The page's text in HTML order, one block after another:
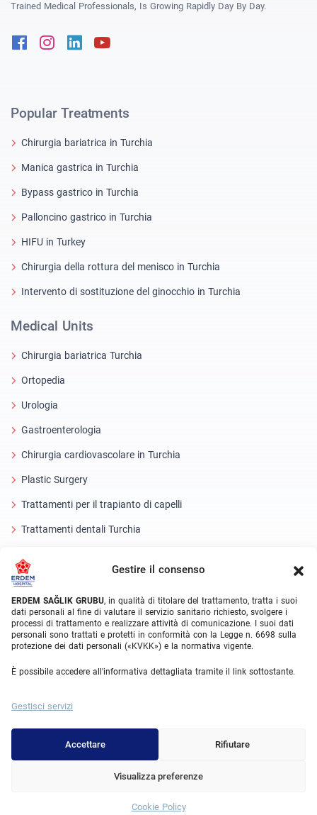
Gestire il consenso
ERDEM SAĞLIK GRUBU, in qualità di titolare del trattamento, tratta i suoi
dati personali al fine di valutare il servizio sanitario richiesto, svolgere i
processi di trattamento e realizzare attività di comunicazione. I suoi dati
personali sono trattati e protetti in conformità con la Legge n. 6698 sulla
protezione dei dati personali («KVKK») e la normativa vigente.
È possibile accedere all'informativa dettagliata tramite il link sottostante.
Gestisci servizi
Accettare Rifiutare
Visualizza preferenze
Cookie Policy
Trained Medical Professionals, Is Growing Rapidly Day By Day.
FacebookInstagram
Linkedin
Popular Treatments
Chirurgia bariatrica in Turchia
Manica gastrica in Turchia
Bypass gastrico in Turchia
Palloncino gastrico in Turchia
HIFU in Turkey
Chirurgia della rottura del menisco in Turchia
Intervento di sostituzione del ginocchio in Turchia
Medical Units
Chirurgia bariatrica Turchia
Ortopedia
Urologia
Gastroenterologia
Chirurgia cardiovascolare in Turchia
Plastic Surgery
Trattamenti per il trapianto di capelli
Trattamenti dentali Turchia
About Erdem
Chi siamo
Unità mediche
Squadra medica
© 2025 Erdem Hospital. All Rights Reserved.
Whatsapp